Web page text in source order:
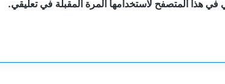
في هذا المتصفح لاستخدامها المرة المقبلة في تعليقي.